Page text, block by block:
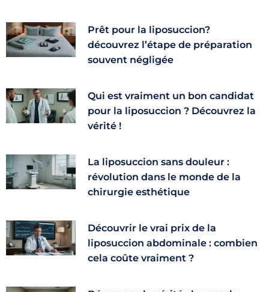
Prêt pour la liposuccion?
découvrez l’étape de préparation
souvent négligée
Qui est vraiment un bon candidat
pour la liposuccion ? Découvrez la
vérité !
La liposuccion sans douleur :
révolution dans le monde de la
chirurgie esthétique
Découvrir le vrai prix de la
liposuccion abdominale : combien
cela coûte vraiment ?